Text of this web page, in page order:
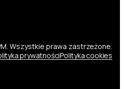
Wszystkie prawa zastrzeżone.
prywatnościPolityka cookies